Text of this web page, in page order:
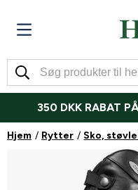
350 DKK RABAT
Hjem Rytter Sko,